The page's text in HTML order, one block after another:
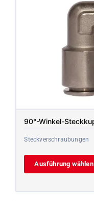
90°-Winkel-
Steckverschraubungen
Ausführung